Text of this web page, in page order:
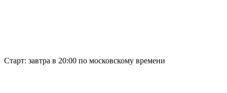
Старт: завтра в 20:00 по московскому времени